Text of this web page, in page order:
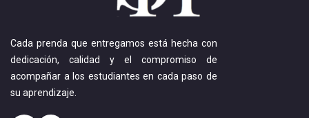
Cada prenda que entregamos está hecha con
dedicación, calidad y el compromiso de
acompañar a los estudiantes en cada paso de
su aprendizaje.